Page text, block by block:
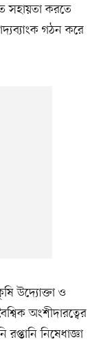
সহায়তা করতে
গঠন করে
উদ্যোক্তা ও
অংশীদারত্বের
নিষেধাজ্ঞা